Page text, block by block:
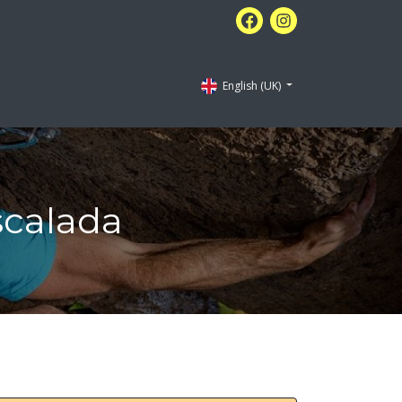
English (UK)